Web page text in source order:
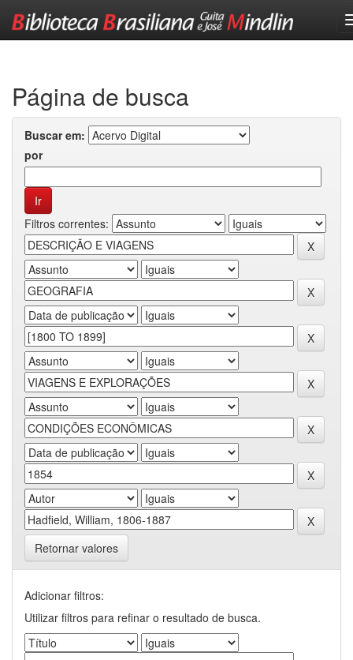
Página de busca
Buscar em:
por
Filtros correntes:
Retornar valores
Adicionar filtros:
Utilizar filtros para refinar o resultado de busca.